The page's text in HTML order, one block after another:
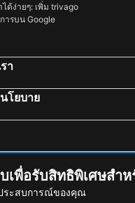
รงแรม
โฮะกุริกุ โรงแรม
ด้ง่ายๆ: เพิ่ม trivago
ารบน Google
า
โยบาย
เพื่อรับสิทธิพิเศษสำ
ระสบการณ์ของคุณ